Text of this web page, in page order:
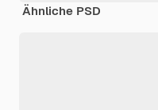
Ähnliche PSD